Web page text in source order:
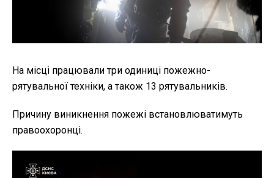
На місці працювали три одиниці пожежно-
рятувальної техніки, а також 13 рятувальників.
Причину виникнення пожежі встановлюватимуть
правоохоронці.